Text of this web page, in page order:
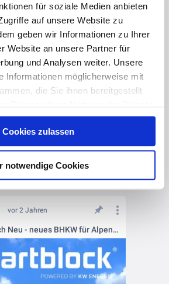
für soziale Medien anbieten
auf unsere Website zu
geben wir Informationen zu Ihrer
Website an unsere Partner für
und Analysen weiter. Unsere
Informationen möglicherweise mit
die Sie ihnen bereitgestellt
finden Sie Informationen zum
Impressum.
Cookies zulassen
notwendige Cookies
vor 2 Jahren
Aus Alt mach Neu - neues BHKW für Alpenvereinshütte am Schliersee!